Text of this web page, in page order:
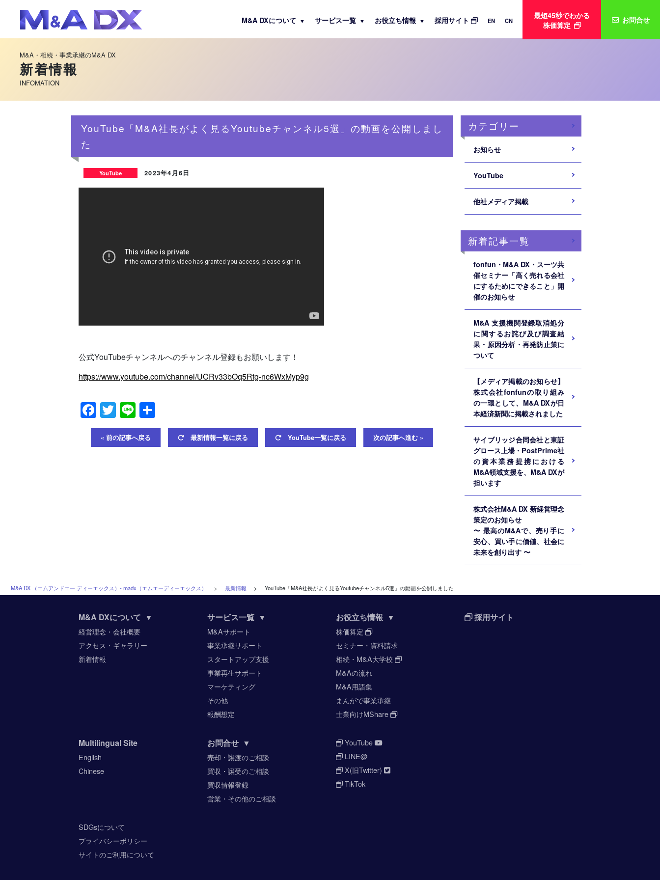
M&A DXについて ▼ サービス一覧 ▼ お役立ち情報 ▼ 採用サイト EN CN
最短45秒でわかる
株価算定
お問合せ
M&A・相続・事業承継のM&A DX
新着情報
INFOMATION
YouTube「M&A社長がよく見るYoutubeチャンネル5選」の動画を公開しまし
た
YouTube 2023年4月6日
公式YouTubeチャンネルへのチャンネル登録もお願いします！
https://www.youtube.com/channel/UCRv33bOq5Rtg-nc6WxMyp9g
Facebook
Twitter
Line
有
« 前の記事へ戻る 最新情報一覧に戻る YouTube一覧に戻る 次の記事へ進む »
カテゴリー
お知らせ
YouTube
他社メディア掲載
新着記事一覧
fonfun・M&A DX・スーツ共
催セミナー「高く売れる会社
にするためにできること」開
催のお知らせ
M&A ⽀援機関登録取消処分
に関するお詫び及び調査結
果・原因分析・再発防⽌策に
ついて
【メディア掲載のお知らせ】
株式会社fonfunの取り組み
の一環として、M&A DXが日
本経済新聞に掲載されました
サイブリッジ合同会社と東証
グロース上場・PostPrime社
の資本業務提携における
M&A領域支援を、M&A DXが
担います
株式会社M&A DX 新経営理念
策定のお知らせ
〜 最高のM&Aで、売り手に
安心、買い手に価値、社会に
未来を創り出す 〜
M&A DX （エムアンドエー ディーエックス）‐ madx（エムエーディーエックス） > 最新情報 > YouTube「M&A社長がよく見るYoutubeチャンネル5選」の動画を公開しました
M&A DXについて ▼
経営理念・会社概要
アクセス・ギャラリー
新着情報
サービス一覧 ▼
M&Aサポート
事業承継サポート
スタートアップ支援
事業再生サポート
マーケティング
その他
報酬想定
お役立ち情報 ▼
株価算定
セミナー・資料請求
相続・M&A大学校
M&Aの流れ
M&A用語集
まんがで事業承継
士業向けMShare
採用サイト
Multilingual Site
English
Chinese
お問合せ ▼
売却・譲渡のご相談
買収・譲受のご相談
買収情報登録
営業・その他のご相談
YouTube
LINE@
X(旧Twitter)
TikTok
SDGsについて
プライバシーポリシー
サイトのご利用について